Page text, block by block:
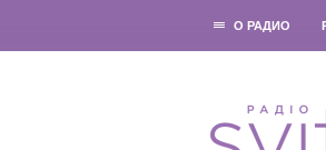
О РАДИО